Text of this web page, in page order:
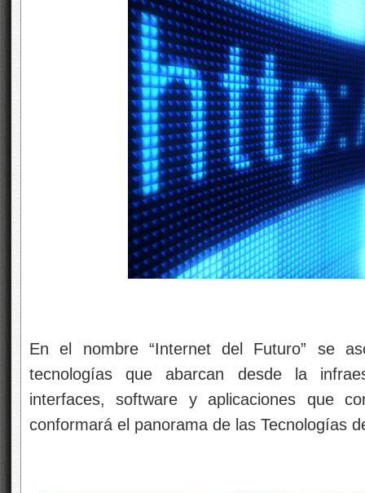
En el nombre “Internet del Futuro” se
tecnologías que abarcan desde la
interfaces, software y aplicaciones que
conformará el panorama de las Tecnologías